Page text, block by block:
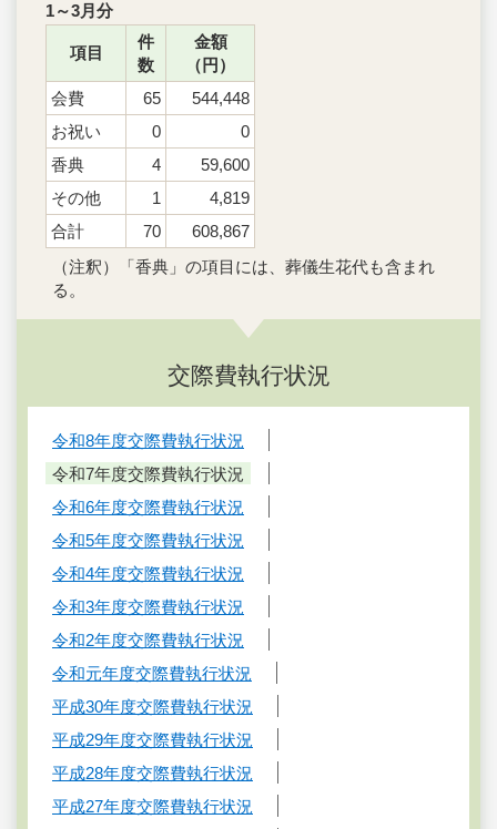
1～3月分
項目
件
数
金額
（円）
会費
65
544,448
お祝い
0
0
香典
4
59,600
その他
1
4,819
合計
70
608,867
（注釈）「香典」の項目には、葬儀生花代も含まれ
る。
交際費執行状況
令和8年度交際費執行状況
令和7年度交際費執行状況
令和6年度交際費執行状況
令和5年度交際費執行状況
令和4年度交際費執行状況
令和3年度交際費執行状況
令和2年度交際費執行状況
令和元年度交際費執行状況
平成30年度交際費執行状況
平成29年度交際費執行状況
平成28年度交際費執行状況
平成27年度交際費執行状況